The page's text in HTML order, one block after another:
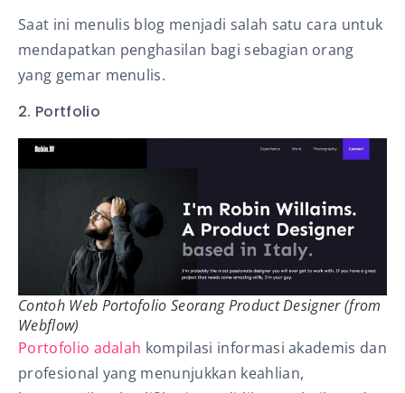
Saat ini menulis blog menjadi salah satu cara untuk
mendapatkan penghasilan bagi sebagian orang
yang gemar menulis.
2. Portfolio
Contoh Web Portofolio Seorang Product Designer (from
Webflow)
Portofolio adalah kompilasi informasi akademis dan
profesional yang menunjukkan keahlian,